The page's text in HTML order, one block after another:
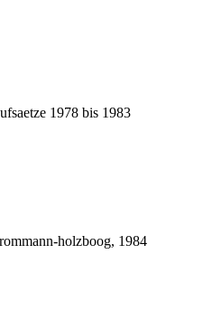
1978 bis 1983
holzboog, 1984